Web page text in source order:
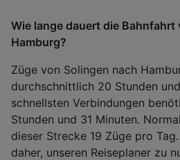
Wie lange dauert die Bahnfahrt
Hamburg?
Züge von Solingen nach
durchschnittlich 20 Stunden
schnellsten Verbindungen
Stunden und 31 Minuten.
dieser Strecke 19 Züge pro
daher, unseren Reiseplaner zu